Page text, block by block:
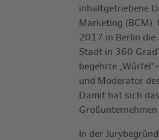
inhaltgetriebene
Marketing (BCM)
2017 in Berlin die
Stadt in 360
begehrte
und Moderator
Damit hat sich
In der